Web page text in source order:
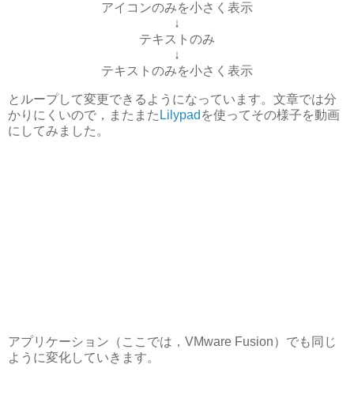
アイコンのみを小さく表示
↓
テキストのみ
↓
テキストのみを小さく表示
とループして変更できるようになっています。文章では分
かりにくいので，またまた Lilypad を使ってその様子を動画
にしてみました。
アプリケーション（ここでは，VMware Fusion）でも同じ
ように変化していきます。